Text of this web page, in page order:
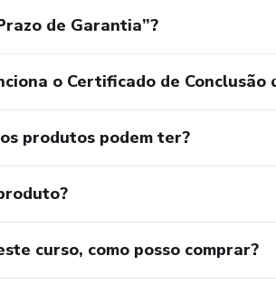
de Garantia”?
o Certificado de Conclusão
produtos podem ter?
curso, como posso comprar?